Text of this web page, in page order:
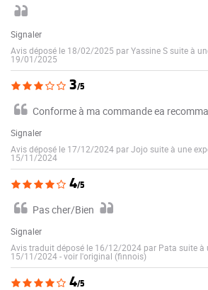
Signaler
Avis déposé le 18/02/2025 par Yassine S suite à
19/01/2025
3/5
Conforme à ma commande ea
Signaler
Avis déposé le 17/12/2024 par Jojo suite à une
15/11/2024
4/5
Pas cher/Bien
Signaler
Avis traduit déposé le 16/12/2024 par Pata suite à
15/11/2024-voir l'original (finnois)
4/5